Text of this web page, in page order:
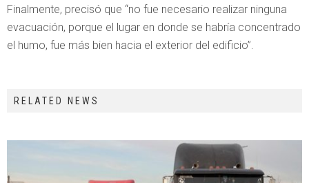
Finalmente, precisó que “no fue necesario realizar ninguna
evacuación, porque el lugar en donde se habría concentrado
el humo, fue más bien hacia el exterior del edificio”.
RELATED NEWS